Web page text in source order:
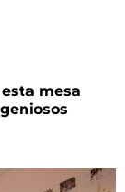
mesa